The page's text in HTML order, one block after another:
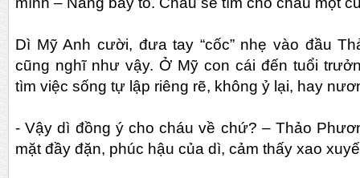
Dì Mỹ Anh cười, đưa tay “cốc” nhẹ vào đầu
cũng nghĩ như vậy. Ở Mỹ con cái đến tuổi
tìm việc sống tự lập riêng rẽ, không ỷ lại, hay
- Vậy dì đồng ý cho cháu về chứ? – Thảo
mặt đầy đặn, phúc hậu của dì, cảm thấy xao